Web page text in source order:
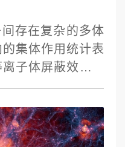
和冷凝在色球层和
程。
存在复杂的多体
集体作用统计表
子体屏蔽效应的
境中的原子结构
介绍近期国际上
环境中原子碰撞